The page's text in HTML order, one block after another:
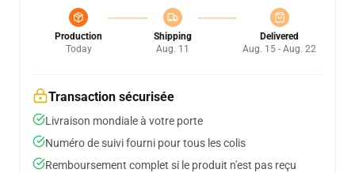
Production
Today
Shipping
Aug. 11
Delivered
Aug. 15 - Aug. 22
Transaction sécurisée
Livraison mondiale à votre porte
Numéro de suivi fourni pour tous les colis
Remboursement complet si le produit n'est pas reçu